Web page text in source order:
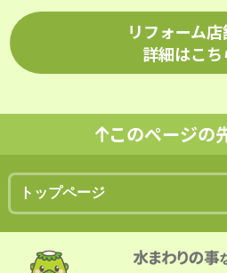
リフォーム
詳細はこち
このページの